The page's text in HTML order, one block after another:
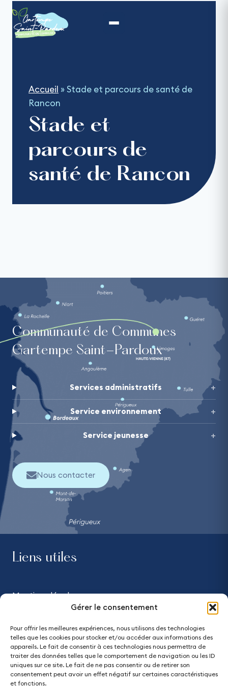
Gérer le consentement
Pour offrir les meilleures expériences, nous utilisons des technologies
telles que les cookies pour stocker et/ou accéder aux informations des
appareils. Le fait de consentir à ces technologies nous permettra de
traiter des données telles que le comportement de navigation ou les ID
uniques sur ce site. Le fait de ne pas consentir ou de retirer son
consentement peut avoir un effet négatif sur certaines caractéristiques
et fonctions.
contenu
Accueil » Stade et parcours de santé de
Rancon
Stade et
parcours de
santé de Rancon
Communauté de Communes
Gartempe Saint-Pardoux
Services administratifs
Service environnement
Service jeunesse
Nous contacter
Liens utiles
Mentions légales
Accessibilité - partiellement conforme
Plan du site